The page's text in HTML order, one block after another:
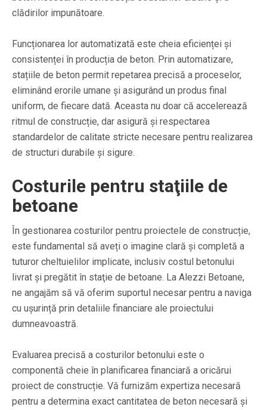
clădirilor impunătoare.
Funcționarea lor automatizată este cheia eficienței și
consistenței în producția de beton. Prin automatizare,
stațiile de beton permit repetarea precisă a proceselor,
eliminând erorile umane și asigurând un produs final
uniform, de fiecare dată. Aceasta nu doar că accelerează
ritmul de construcție, dar asigură și respectarea
standardelor de calitate stricte necesare pentru realizarea
de structuri durabile și sigure.
Costurile pentru staţiile de
betoane
În gestionarea costurilor pentru proiectele de construcție,
este fundamental să aveți o imagine clară și completă a
tuturor cheltuielilor implicate, inclusiv costul betonului
livrat și pregătit în staţie de betoane. La Alezzi Betoane,
ne angajăm să vă oferim suportul necesar pentru a naviga
cu ușurință prin detaliile financiare ale proiectului
dumneavoastră.
Evaluarea precisă a costurilor betonului este o
componentă cheie în planificarea financiară a oricărui
proiect de construcție. Vă furnizăm expertiza necesară
pentru a determina exact cantitatea de beton necesară și